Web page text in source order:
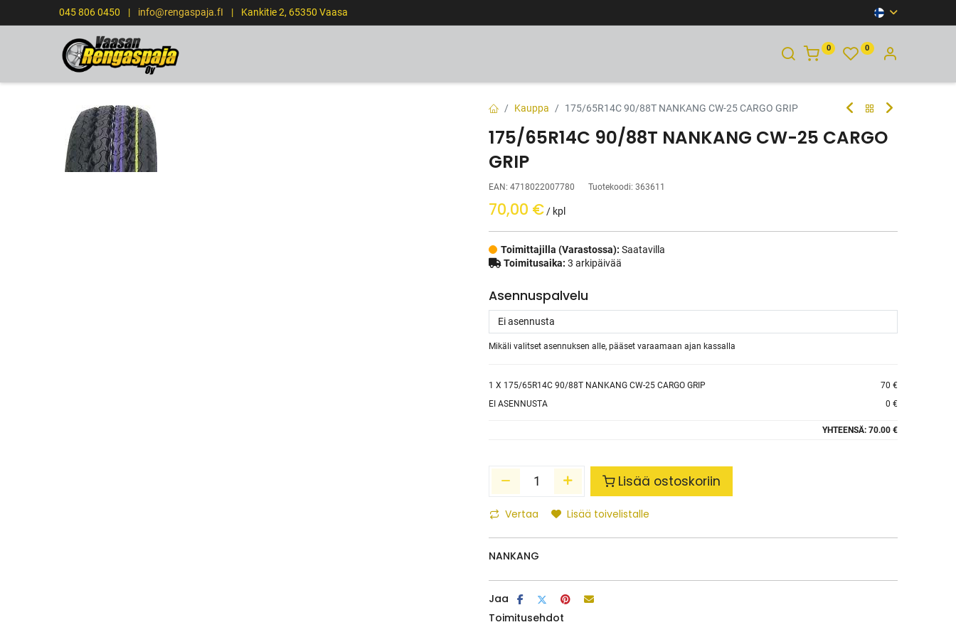
045 806 0450 | info@rengaspaja.fI | Kankitie 2, 65350 Vaasa
0 0
Kauppa 175/65R14C 90/88T NANKANG CW-25 CARGO GRIP
175/65R14C 90/88T NANKANG CW-25 CARGO
GRIP
EAN: 4718022007780 Tuotekoodi: 363611
70,00 € / kpl
Toimittajilla (Varastossa): Saatavilla
Toimitusaika: 3 arkipäivää
Asennuspalvelu
Mikäli valitset asennuksen alle, pääset varaamaan ajan kassalla
1 X 175/65R14C 90/88T NANKANG CW-25 CARGO GRIP
70 €
EI ASENNUSTA
0 €
YHTEENSÄ: 70.00 €
Lisää ostoskoriin
Vertaa Lisää toivelistalle
NANKANG
Jaa
Toimitusehdot